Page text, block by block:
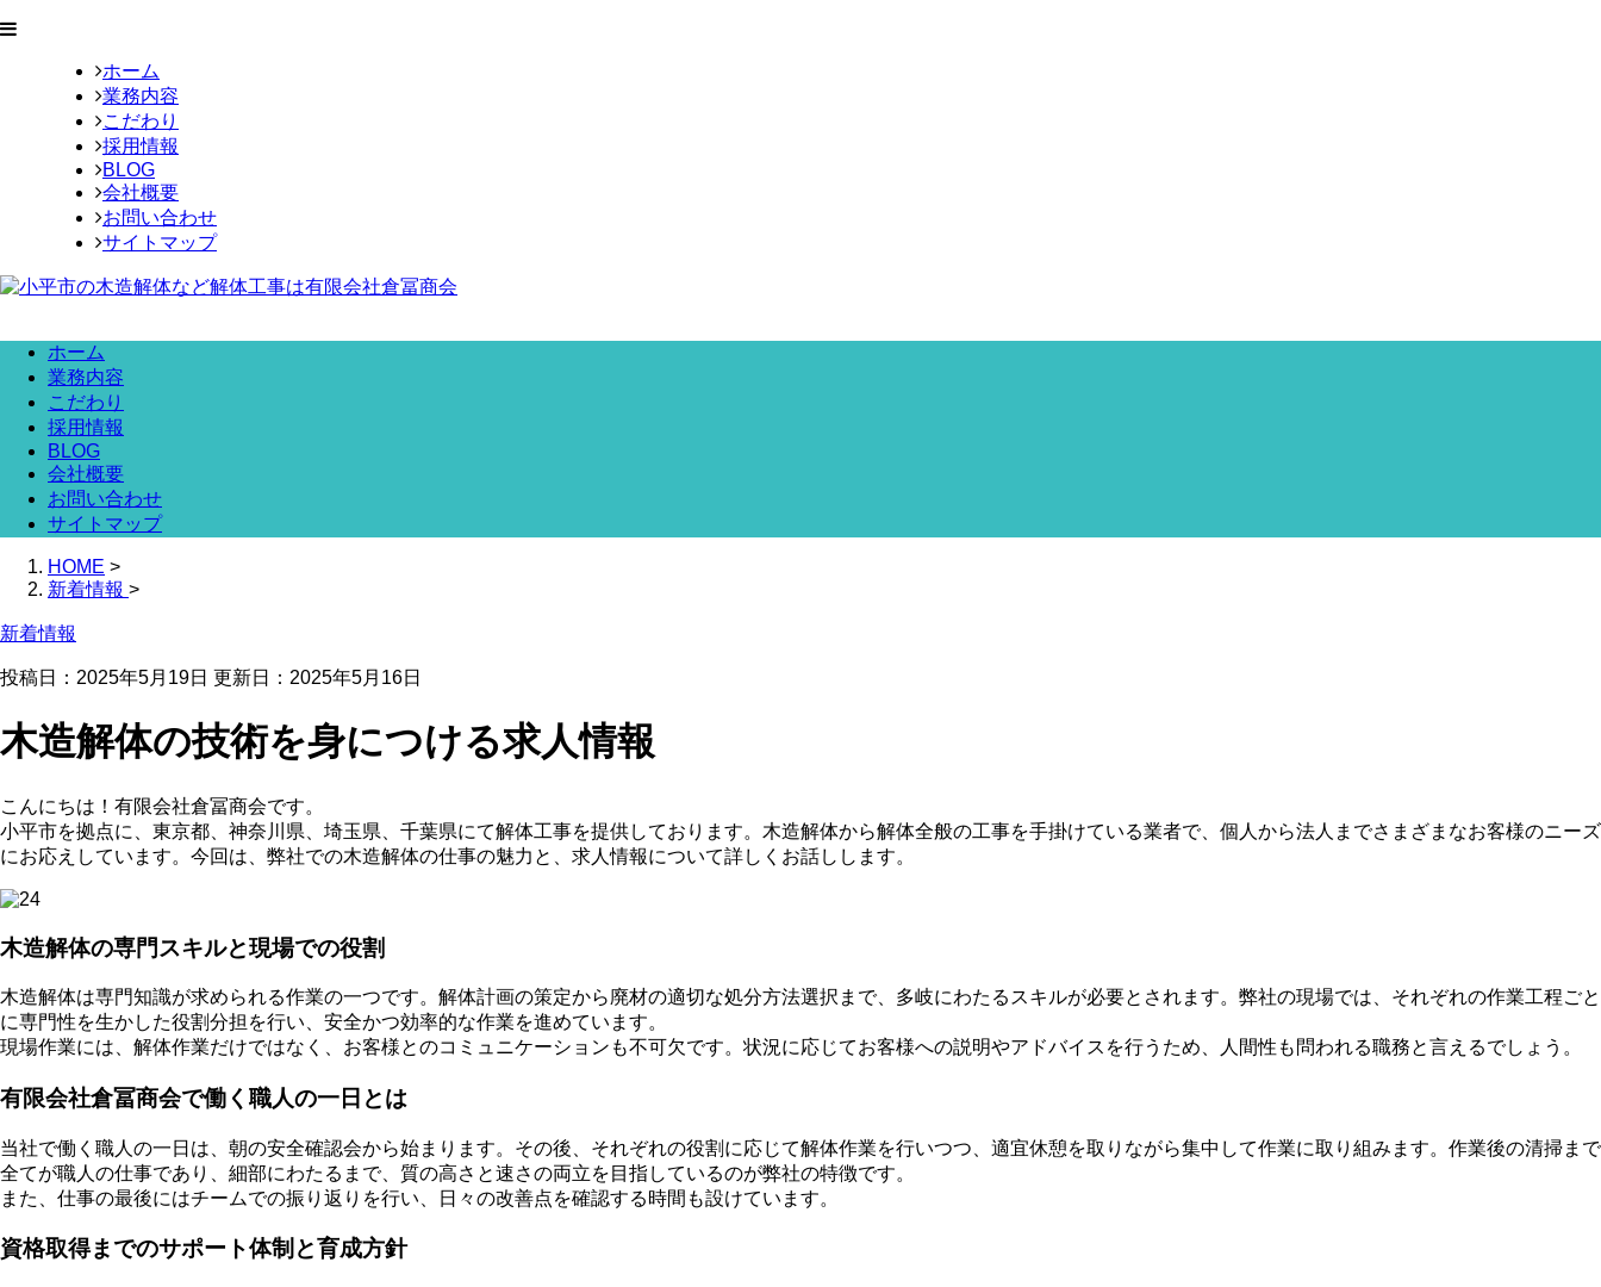
ホーム
業務内容
こだわり
採用情報
BLOG
会社概要
お問い合わせ
サイトマップ
ホーム
業務内容
こだわり
採用情報
BLOG
会社概要
お問い合わせ
サイトマップ
HOME >
新着情報 >
新着情報
投稿日：2025年5月19日 更新日： 2025年5月16日
木造解体の技術を身につける求人情報
こんにちは！有限会社倉冨商会です。
小平市を拠点に、東京都、神奈川県、埼玉県、千葉県にて解体工事を提供しております。木造解体から解体全般の工事を手掛けている業者で、個人から法人までさまざまなお客様のニーズ
にお応えしています。今回は、弊社での木造解体の仕事の魅力と、求人情報について詳しくお話しします。
木造解体の専門スキルと現場での役割
木造解体は専門知識が求められる作業の一つです。解体計画の策定から廃材の適切な処分方法選択まで、多岐にわたるスキルが必要とされます。弊社の現場では、それぞれの作業工程ごと
に専門性を生かした役割分担を行い、安全かつ効率的な作業を進めています。
現場作業には、解体作業だけではなく、お客様とのコミュニケーションも不可欠です。状況に応じてお客様への説明やアドバイスを行うため、人間性も問われる職務と言えるでしょう。
有限会社倉冨商会で働く職人の一日とは
当社で働く職人の一日は、朝の安全確認会から始まります。その後、それぞれの役割に応じて解体作業を行いつつ、適宜休憩を取りながら集中して作業に取り組みます。作業後の清掃まで
全てが職人の仕事であり、細部にわたるまで、質の高さと速さの両立を目指しているのが弊社の特徴です。
また、仕事の最後にはチームでの振り返りを行い、日々の改善点を確認する時間も設けています。
資格取得までのサポート体制と育成方針